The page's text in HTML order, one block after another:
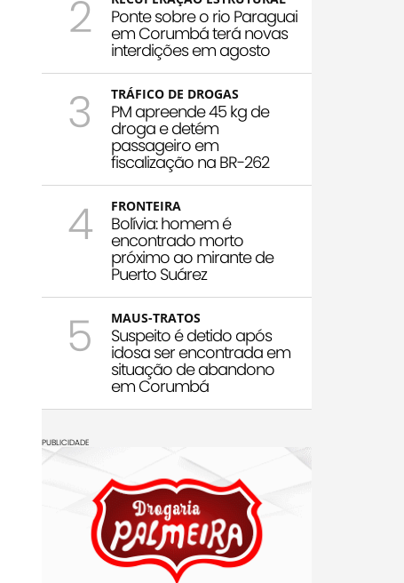
2 Ponte sobre o rio Paraguai
em Corumbá terá novas
interdições em agosto
3 TRÁFICO DE DROGAS
PM apreende 45 kg de
droga e detém
passageiro em
fiscalização na BR-262
4 FRONTEIRA
Bolívia: homem é
encontrado morto
próximo ao mirante de
Puerto Suárez
5 MAUS-TRATOS
Suspeito é detido após
idosa ser encontrada em
situação de abandono
em Corumbá
PUBLICIDADE